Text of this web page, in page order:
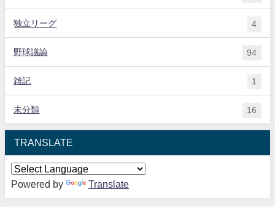
独立リーグ 4
野球議論 94
雑記 1
未分類 16
TRANSLATE
Powered by Translate